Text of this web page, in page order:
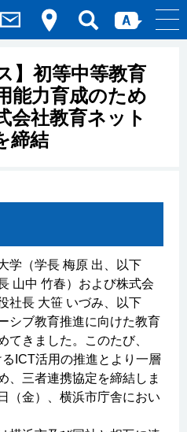
】初等中等教育
能力育成のため
会社教育ネット
締結
学（学長 梅原 出、以下
山中 竹春）および株式会
社長 大笹 いづみ、以下
シブ教育推進に向けた教育
てきました。このたび、
ICT活用の推進とより一層
、三者連携協定を締結しま
（金）、横浜市庁舎におい